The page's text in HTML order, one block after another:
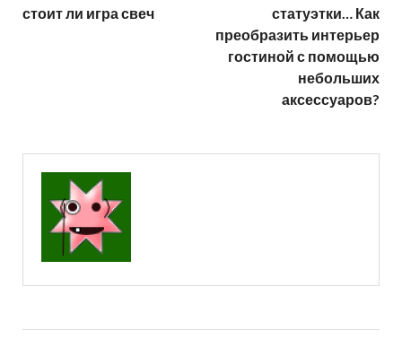
стоит ли игра свеч
статуэтки… Как
преобразить интерьер
гостиной с помощью
небольших
аксессуаров?